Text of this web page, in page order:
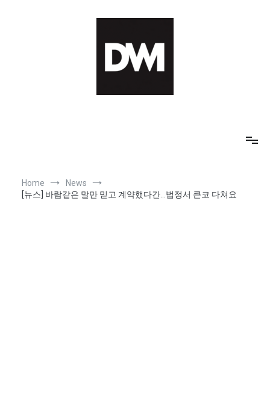
Home
News
[뉴스] 바람같은 말만 믿고 계약했다간…법정서 큰코 다쳐요